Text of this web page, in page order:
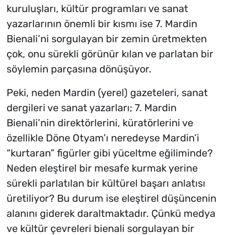
kuruluşları, kültür programları ve sanat
yazarlarının önemli bir kısmı ise 7. Mardin
Bienali’ni sorgulayan bir zemin üretmekten
çok, onu sürekli görünür kılan ve parlatan bir
söylemin parçasına dönüşüyor.
Peki, neden Mardin (yerel) gazeteleri, sanat
dergileri ve sanat yazarları; 7. Mardin
Bienali’nin direktörlerini, küratörlerini ve
özellikle Döne Otyam’ı neredeyse Mardin’i
“kurtaran” figürler gibi yüceltme eğiliminde?
Neden eleştirel bir mesafe kurmak yerine
sürekli parlatılan bir kültürel başarı anlatısı
üretiliyor? Bu durum ise eleştirel düşüncenin
alanını giderek daraltmaktadır. Çünkü medya
ve kültür çevreleri bienali sorgulayan bir